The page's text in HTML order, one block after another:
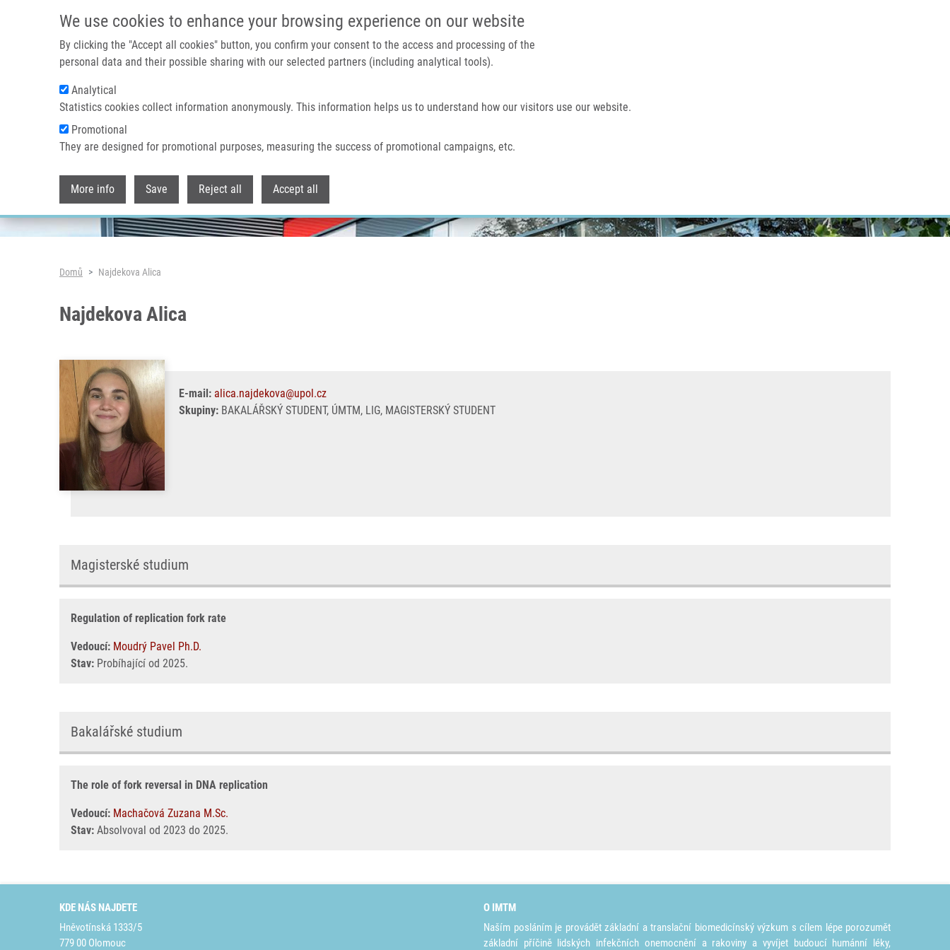
We use cookies to enhance your browsing experience on our website
By clicking the "Accept all cookies" button, you confirm your consent to the access and processing of the
personal data and their possible sharing with our selected partners (including analytical tools).
Analytical
Statistics cookies collect information anonymously. This information helps us to understand how our visitors use our website.
Promotional
They are designed for promotional purposes, measuring the success of promotional campaigns, etc.
More info Save Reject all Accept all
IMTM PORTÁL
Domů O nás
Header image
Drobečková navigace
Domů Najdekova Alica
Najdekova Alica
E-mail: alica.najdekova@upol.cz
Skupiny: BAKALÁŘSKÝ STUDENT, ÚMTM, LIG, MAGISTERSKÝ STUDENT
Magisterské studium
Regulation of replication fork rate
Vedoucí: Moudrý Pavel Ph.D.
Stav: Probíhající od 2025.
Bakalářské studium
The role of fork reversal in DNA replication
Vedoucí: Machačová Zuzana M.Sc.
Stav: Absolvoval od 2023 do 2025.
KDE NÁS NAJDETE
Hněvotínská 1333/5
779 00 Olomouc
O IMTM
Naším posláním je provádět základní a translační biomedicínský výzkum s cílem lépe porozumět
základní příčině lidských infekčních onemocnění a rakoviny a vyvíjet budoucí humánní léky,